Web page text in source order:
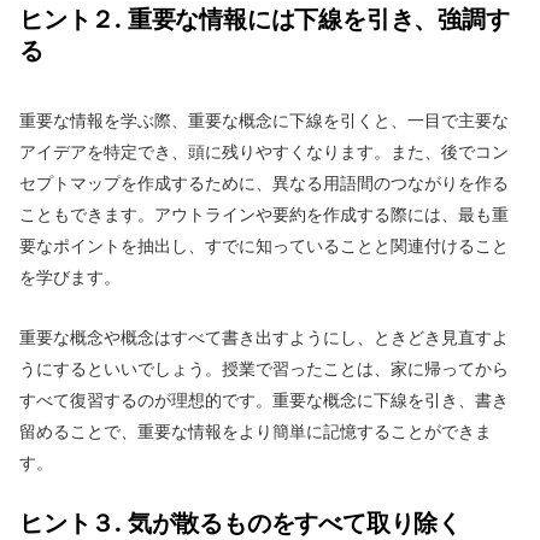
ヒント２. 重要な情報には下線を引き、強調す
る
重要な情報を学ぶ際、重要な概念に下線を引くと、一目で主要な
アイデアを特定でき、頭に残りやすくなります。また、後でコン
セプトマップを作成するために、異なる用語間のつながりを作る
こともできます。アウトラインや要約を作成する際には、最も重
要なポイントを抽出し、すでに知っていることと関連付けること
を学びます。
重要な概念や概念はすべて書き出すようにし、ときどき見直すよ
うにするといいでしょう。授業で習ったことは、家に帰ってから
すべて復習するのが理想的です。重要な概念に下線を引き、書き
留めることで、重要な情報をより簡単に記憶することができま
す。
ヒント３. 気が散るものをすべて取り除く